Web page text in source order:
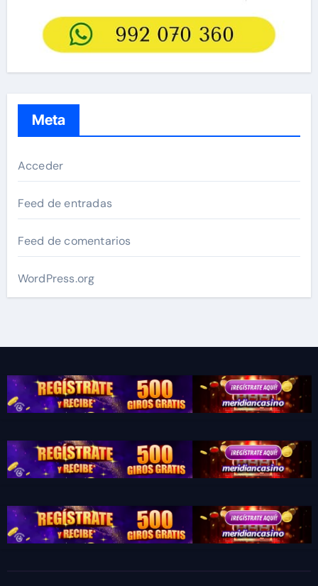
Meta
Acceder
Feed de entradas
Feed de comentarios
WordPress.org